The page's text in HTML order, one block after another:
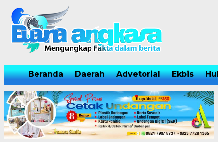
Beranda Daerah Advetorial Ekbis